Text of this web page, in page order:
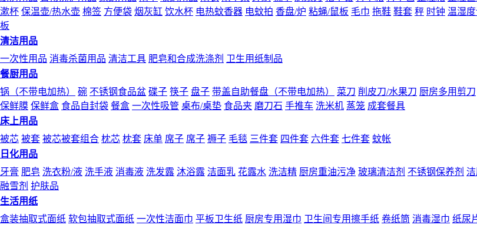
漱杯 保温壶/热水壶 棉签 方便袋 烟灰缸 饮水杯 电热蚊香器 电蚊拍 香盘/炉 粘蝇/鼠板 毛巾 拖鞋 鞋套 秤 时钟 温湿
板
清洁用品
一次性用品 消毒杀菌用品 清洁工具 肥皂和合成洗涤剂 卫生用纸制品
餐厨用品
锅（不带电加热）
碗 不锈钢食品盆 碟子 筷子 盘子 带盖自助餐盘（不带电加热） 菜刀 削皮刀/水果刀 厨房多用剪刀
保鲜膜 保鲜盒 食品自封袋 餐盒 一次性吸管 桌布/桌垫 食品夹 磨刀石 手推车 洗米机 蒸笼 成套餐具
床上用品
被芯 被套 被芯被套组合 枕芯 枕套 床单 席子 席子 褥子 毛毯 三件套 四件套 六件套 七件套 蚊帐
日化用品
牙膏 肥皂 洗衣粉/液 洗手液 消毒液 洗发露 沐浴露 洁面乳 花露水 洗洁精 厨房重油污净 玻璃清洁剂 不锈钢保养剂 洁
融雪剂 护肤品
生活用纸
盒装抽取式面纸 软包抽取式面纸 一次性洁面巾 平板卫生纸 厨房专用湿巾 卫生间专用擦手纸 卷纸筒 消毒湿巾 纸尿